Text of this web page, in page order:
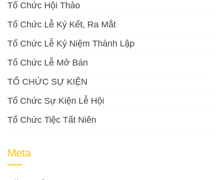
Tổ Chức Hội Thảo
Tổ Chức Lễ Ký Kết, Ra Mắt
Tổ Chức Lễ Kỷ Niệm Thành Lập
Tổ Chức Lễ Mở Bán
TỔ CHỨC SỰ KIỆN
Tổ Chức Sự Kiện Lễ Hội
Tổ Chức Tiệc Tất Niên
Meta